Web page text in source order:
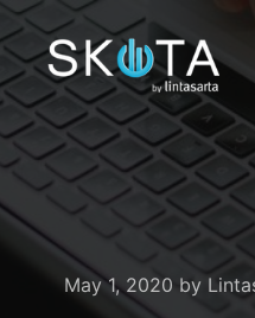
May 1, 2020 by